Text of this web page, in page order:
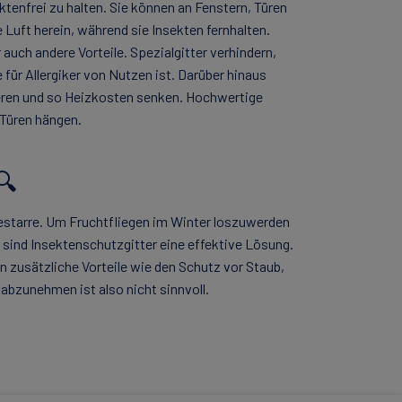
zu halten. Sie können an Fenstern, Türen
herein, während sie Insekten fernhalten.
andere Vorteile. Spezialgitter verhindern,
Allergiker von Nutzen ist. Darüber hinaus
und so Heizkosten senken. Hochwertige
hängen.
Um Fruchtfliegen im Winter loszuwerden
sind Insektenschutzgitter eine effektive Lösung.
zusätzliche Vorteile wie den Schutz vor Staub,
ist also nicht sinnvoll.